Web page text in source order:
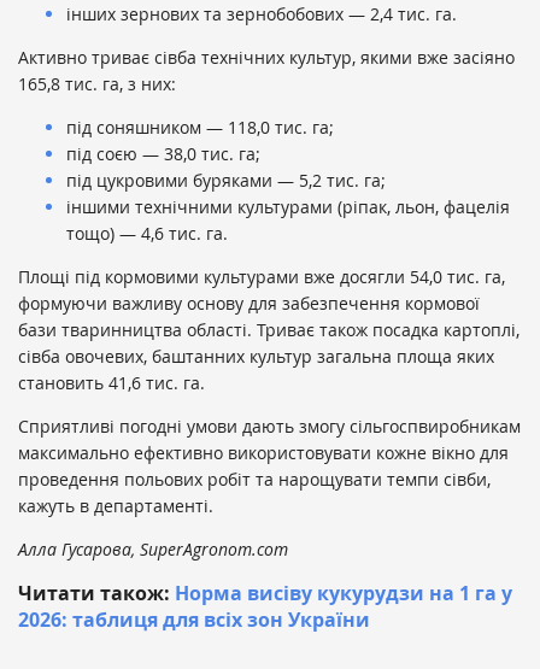
інших зернових та зернобобових — 2,4 тис. га.
Активно триває сівба технічних культур, якими вже засіяно
165,8 тис. га, з них:
під соняшником — 118,0 тис. га;
під соєю — 38,0 тис. га;
під цукровими буряками — 5,2 тис. га;
іншими технічними культурами (ріпак, льон, фацелія
тощо) — 4,6 тис. га.
Площі під кормовими культурами вже досягли 54,0 тис. га,
формуючи важливу основу для забезпечення кормової
бази тваринництва області. Триває також посадка картоплі,
сівба овочевих, баштанних культур загальна площа яких
становить 41,6 тис. га.
Сприятливі погодні умови дають змогу сільгоспвиробникам
максимально ефективно використовувати кожне вікно для
проведення польових робіт та нарощувати темпи сівби,
кажуть в департаменті.
Алла Гусарова, SuperAgronom.com
Читати також: Норма висіву кукурудзи на 1 га у
2026: таблиця для всіх зон України